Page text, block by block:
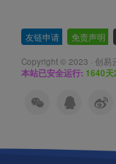
友链申请 免责声明
Copyright © 2023 · 创易
本站已安全运行: 1640